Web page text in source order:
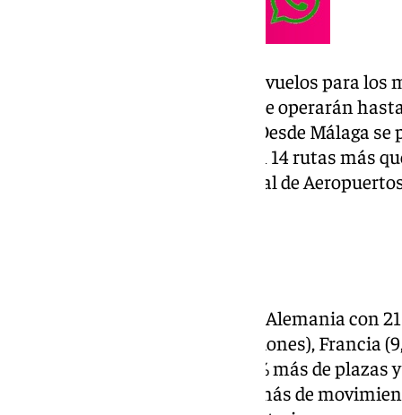
En datos globales, habrá 58.282 vuelos para
asientos de las 42 aerolíneas que operarán
Aeropuerto de la Costa del Sol. Desde Málaga
países a través de 217 rutas. Son 14 rutas más
aportados por la sociedad estatal de
Han subido las conexiones con Alemania con
plazas y un 8,4% más de operaciones), Francia
de movimientos), Polonia (33,9% más de plazas
(13,7% más de asientos y 14,5% más de